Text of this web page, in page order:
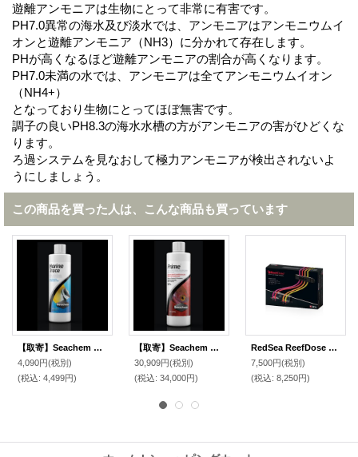
遊離アンモニアは生物にとって非常に有害です。
PH7.0異常の海水及び淡水では、アンモニアはアンモニウムイ
オンと遊離アンモニア（NH3）に分かれて存在します。
PHが高くなるほど遊離アンモニアの割合が高くなります。
PH7.0未満の水では、アンモニアは全てアンモニウムイオン
（NH4+）
となっており生物にとってほぼ無害です。
調子の良いPH8.3の海水水槽の方がアンモニアの害がひどくな
ります。
ろ過システムを見なおして極力アンモニアが検出されないよ
うにしましょう。
この商品を買った人は、こんな商品も買っています
【取寄】Seachem マリントレース 500ｍｌ
4,090円(税別)
(税込: 4,499円)
【取寄】Seachem プライム 4000ｍｌ
30,909円(税別)
(税込: 34,000円)
RedSea ReefDose アクセサリーキット赤/黄
7,500円(税別)
(税込: 8,250円)